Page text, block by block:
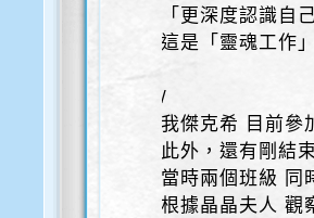
「更深度認識自
這是「靈魂工作
/
我傑克希 目前參
此外，還有剛結
當時兩個班級 同
根據晶晶夫人 觀